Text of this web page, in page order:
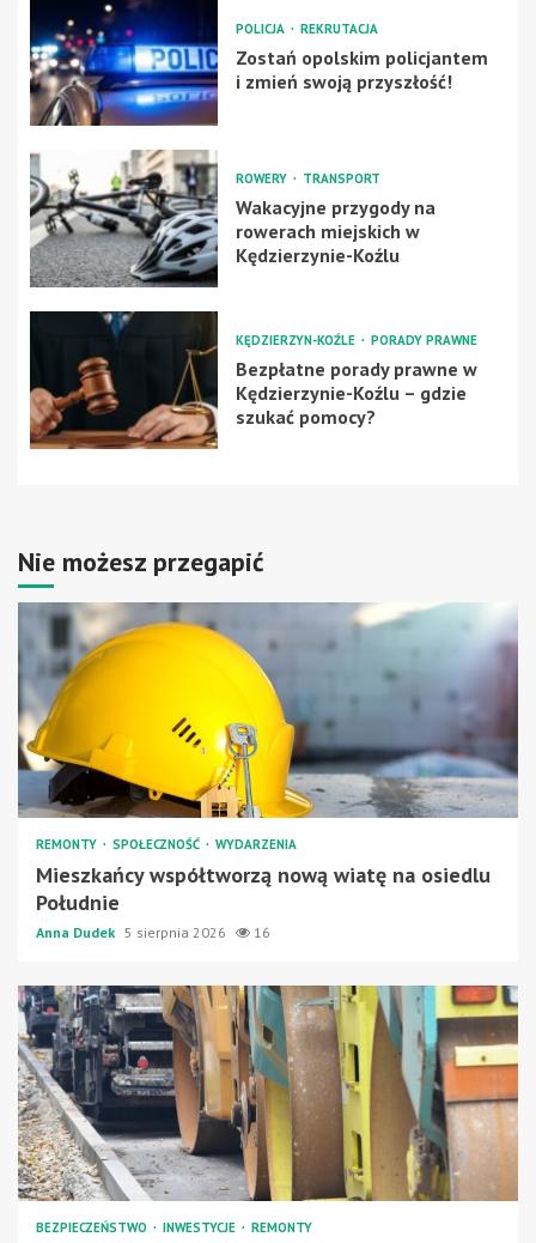
POLICJA REKRUTACJA
Zostań opolskim policjantem
i zmień swoją przyszłość!
ROWERY TRANSPORT
Wakacyjne przygody na
rowerach miejskich w
Kędzierzynie-Koźlu
KĘDZIERZYN-KOŹLE PORADY PRAWNE
Bezpłatne porady prawne w
Kędzierzynie-Koźlu – gdzie
szukać pomocy?
Nie możesz przegapić
REMONTY SPOŁECZNOŚĆ WYDARZENIA
Mieszkańcy współtworzą nową wiatę na osiedlu
Południe
Anna Dudek 5 sierpnia 2026 16
BEZPIECZEŃSTWO INWESTYCJE REMONTY